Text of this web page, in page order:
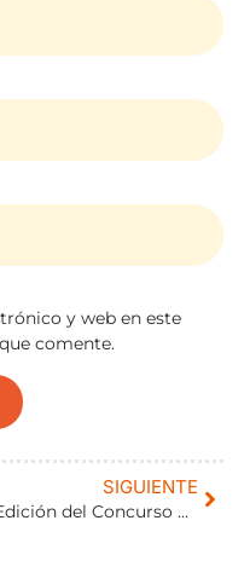
y web en este
comente.
SIGUIENTE
II Edición del Concurso de Fotografía: Especial Navidad, Fotos ganadoras.